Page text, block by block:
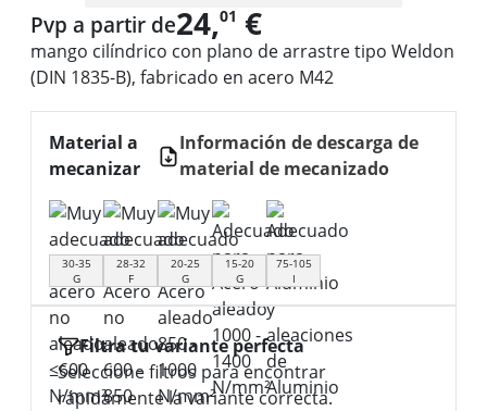
Pvp a partir de24,01 €
mango cilíndrico con plano de arrastre tipo Weldon
(DIN 1835-B), fabricado en acero M42
Material a
mecanizar
Información de descarga de
material de mecanizado
30-35
G
28-32
F
20-25
G
15-20
G
75-105
I
Filtra tu variante perfecta
Seleccione filtros para encontrar
rápidamente la variante correcta.